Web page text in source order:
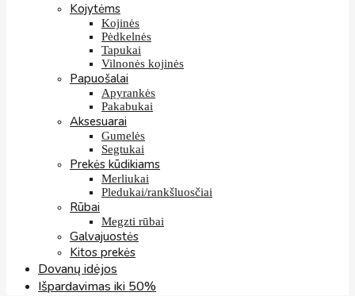
Kojytėms
Kojinės
Pėdkelnės
Tapukai
Vilnonės kojinės
Papuošalai
Apyrankės
Pakabukai
Aksesuarai
Gumelės
Segtukai
Prekės kūdikiams
Merliukai
Pledukai/rankšluosčiai
Rūbai
Megzti rūbai
Galvajuostės
Kitos prekės
Dovanų idėjos
Išpardavimas iki 50%